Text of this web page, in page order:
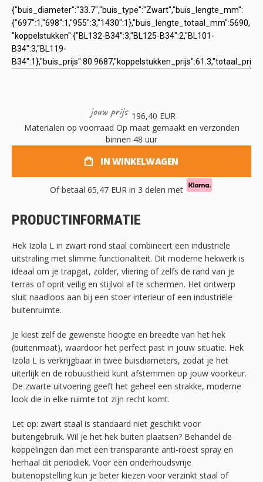
196,40 EUR
Materialen op voorraad Op maat gemaakt en verzonden
binnen 48 uur
IN WINKELWAGEN
Of betaal 65,47 EUR in 3 delen met
PRODUCTINFORMATIE
Hek Izola L in zwart rond staal combineert een industriële
uitstraling met slimme functionaliteit. Dit moderne hekwerk is
ideaal om je trapgat, zolder, vliering of zelfs de rand van je
terras of oprit veilig en stijlvol af te schermen. Het ontwerp
sluit naadloos aan bij een stoer interieur of een industriële
buitenruimte.
Je kiest zelf de gewenste hoogte en breedte van het hek
(buitenmaat), waardoor het perfect past in jouw situatie. Hek
Izola L is verkrijgbaar in twee buisdiameters, zodat je het
uiterlijk en de robuustheid kunt afstemmen op jouw voorkeur.
De zwarte uitvoering geeft het geheel een strakke, moderne
look die in elke ruimte tot zijn recht komt.
Let op: zwart staal is standaard niet geschikt voor
buitengebruik. Wil je het hek buiten plaatsen? Behandel de
koppelingen dan met een transparante anti-roest spray en
herhaal dit periodiek. Voor een onderhoudsvrije
buitenopstelling kun je beter kiezen voor verzinkt staal of